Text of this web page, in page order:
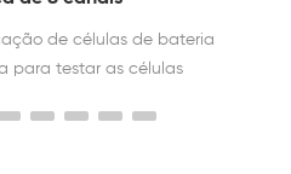
de células de bateria
para testar as células